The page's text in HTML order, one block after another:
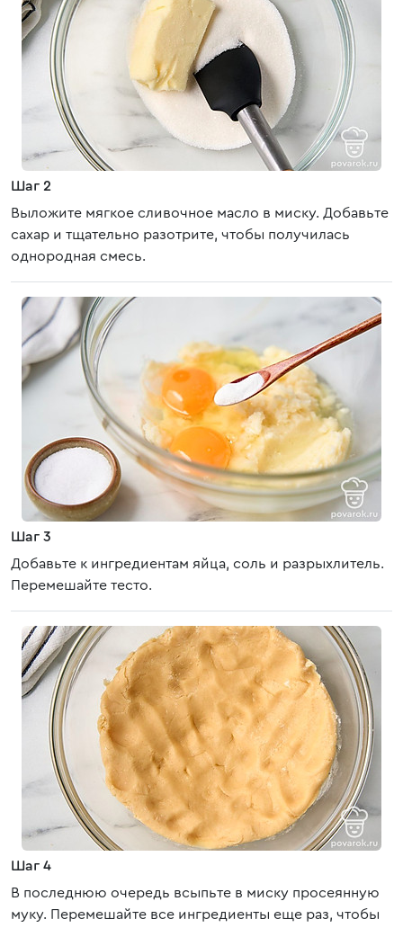
Шаг 2
Выложите мягкое сливочное масло в миску. Добавьте
сахар и тщательно разотрите, чтобы получилась
однородная смесь.
Шаг 3
Добавьте к ингредиентам яйца, соль и разрыхлитель.
Перемешайте тесто.
Шаг 4
В последнюю очередь всыпьте в миску просеянную
муку. Перемешайте все ингредиенты еще раз, чтобы